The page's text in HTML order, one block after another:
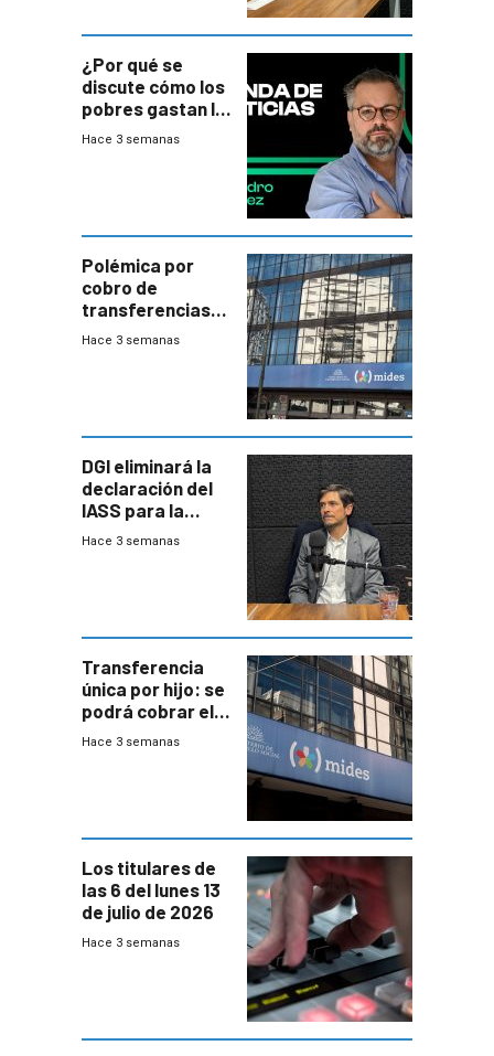
¿Por qué se
discute cómo los
pobres gastan la
plata?
Hace 3 semanas
Polémica por
cobro de
transferencias
del Mides en
Hace 3 semanas
DGI eliminará la
declaración del
IASS para la
mayoría de los
Hace 3 semanas
Transferencia
única por hijo: se
podrá cobrar el
100% en efectivo
Hace 3 semanas
Los titulares de
las 6 del lunes 13
de julio de 2026
Hace 3 semanas